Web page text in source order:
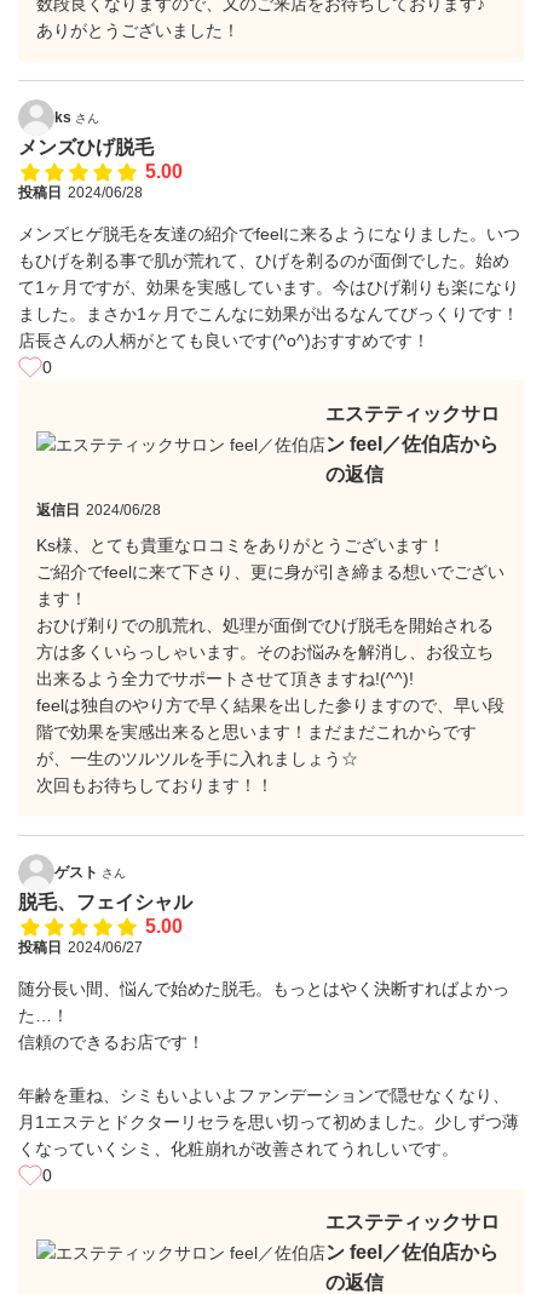
ありがとうございました！
ks さん
メンズひげ脱毛
5.00
投稿日 2024/06/28
メンズヒゲ脱毛を友達の紹介でfeelに来るようになりました。いつ
もひげを剃る事で肌が荒れて、ひげを剃るのが面倒でした。始め
て1ヶ月ですが、効果を実感しています。今はひげ剃りも楽になり
ました。まさか1ヶ月でこんなに効果が出るなんてびっくりです！
店長さんの人柄がとても良いです(^o^)おすすめです！
0
エステティックサロ
ン feel／佐伯店から
の返信
返信日 2024/06/28
Ks様、とても貴重なロコミをありがとうございます！
ご紹介でfeelに来て下さり、更に身が引き締まる想いでござい
ます！
おひげ剃りでの肌荒れ、処理が面倒でひげ脱毛を開始される
方は多くいらっしゃいます。そのお悩みを解消し、お役立ち
出来るよう全力でサポートさせて頂きますね!(^^)!
feelは独自のやり方で早く結果を出した参りますので、早い段
階で効果を実感出来ると思います！まだまだこれからです
が、一生のツルツルを手に入れましょう☆
次回もお待ちしております！！
ゲスト さん
脱毛、フェイシャル
5.00
投稿日 2024/06/27
随分長い間、悩んで始めた脱毛。もっとはやく決断すればよかっ
た…！
信頼のできるお店です！
年齢を重ね、シミもいよいよファンデーションで隠せなくなり、
月1エステとドクターリセラを思い切って初めました。少しずつ薄
くなっていくシミ、化粧崩れが改善されてうれしいです。
0
エステティックサロ
ン feel／佐伯店から
の返信